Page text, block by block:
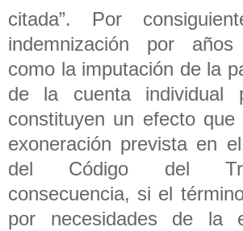
citada”. Por
indemnización por
como la imputación de la
de la cuenta individual
constituyen un efecto
exoneración prevista en
del Código del
consecuencia, si el
por necesidades de la